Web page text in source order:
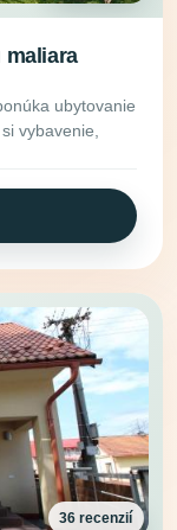
maliara
ubytovanie
vybavenie,
36 recenzií